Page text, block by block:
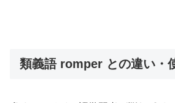
類義語 romper との違い・